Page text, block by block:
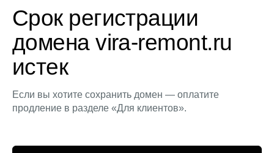
Срок регистрации
домена vira-remont.ru
истек
Если вы хотите сохранить домен — оплатите
продление в разделе «Для клиентов».